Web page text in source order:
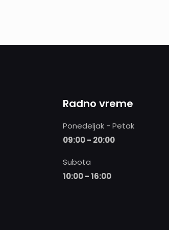
Radno vreme
Ponedeljak - Petak
09:00 - 20:00
Subota
10:00 - 16:00